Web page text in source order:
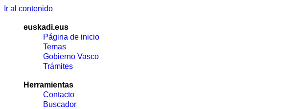
Ir al contenido
euskadi.eus
Página de inicio
Temas
Gobierno Vasco
Trámites
Herramientas
Contacto
Buscador